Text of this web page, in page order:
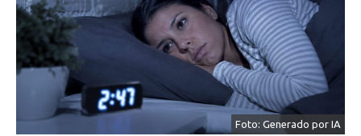
Foto: Generado por IA